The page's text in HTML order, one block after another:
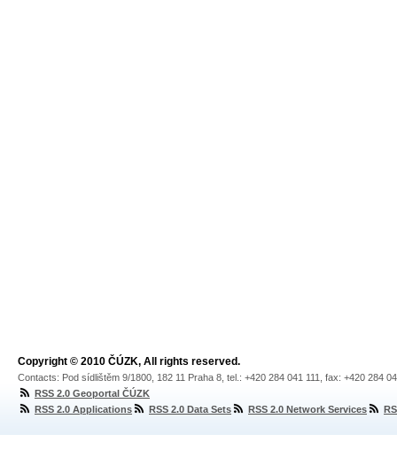
Copyright © 2010 ČÚZK, All rights reserved.
Contacts: Pod sídlištěm 9/1800, 182 11 Praha 8, tel.: +420 284 041 111, fax: +420 284
RSS 2.0 Geoportal ČÚZK
RSS 2.0 Applications
RSS 2.0 Data Sets RSS 2.0 Network Services